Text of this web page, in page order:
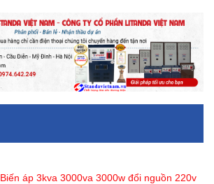
Biến áp 3kva 3000va 3000w đổi nguồn 220v